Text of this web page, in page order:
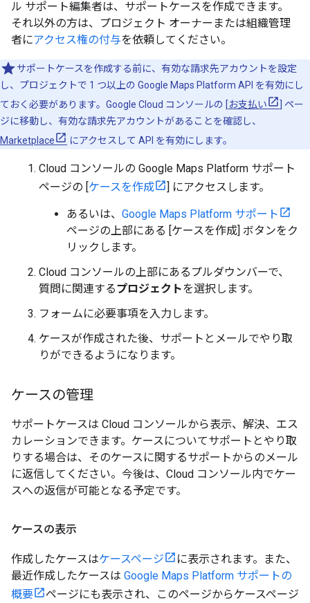
ル サポート編集者は、サポートケースを作成できます。
それ以外の方は、プロジェクト オーナーまたは組織管理
者にアクセス権の付与を依頼してください。
サポートケースを作成する前に、有効な請求先アカウントを設定
し、プロジェクトで 1 つ以上の Google Maps Platform API を有効にし
ておく必要があります。Google Cloud コンソールの [お支払い
] ペー
ジに移動し、有効な請求先アカウントがあることを確認し、
Marketplace
にアクセスして API を有効にします。
Cloud コンソールの Google Maps Platform サポート
ページの [ケースを作成 ] にアクセスします。
あるいは、 Google Maps Platform サポート
ページの上部にある [ケースを作成] ボタンをク
リックします。
Cloud コンソールの上部にあるプルダウンバーで、
質問に関連するプロジェクトを選択します。
フォームに必要事項を入力します。
ケースが作成された後、サポートとメールでやり取
りができるようになります。
ケースの管理
サポートケースは Cloud コンソールから表示、解決、エス
カレーションできます。ケースについてサポートとやり取
りする場合は、そのケースに関するサポートからのメール
に返信してください。今後は、Cloud コンソール内でケー
スへの返信が可能となる予定です。
ケースの表示
作成したケースはケースページ
に表示されます。また、
最近作成したケースは Google Maps Platform サポートの
概要
ページにも表示され、このページからケースページ